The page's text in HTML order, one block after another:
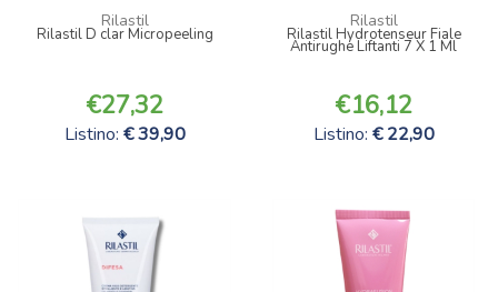
Rilastil
Rilastil D clar Micropeeling
27,32
Listino: 39,90
Rilastil
Rilastil Hydrotenseur Fiale
Antirughe Liftanti 7 X 1 Ml
16,12
Listino: 22,90